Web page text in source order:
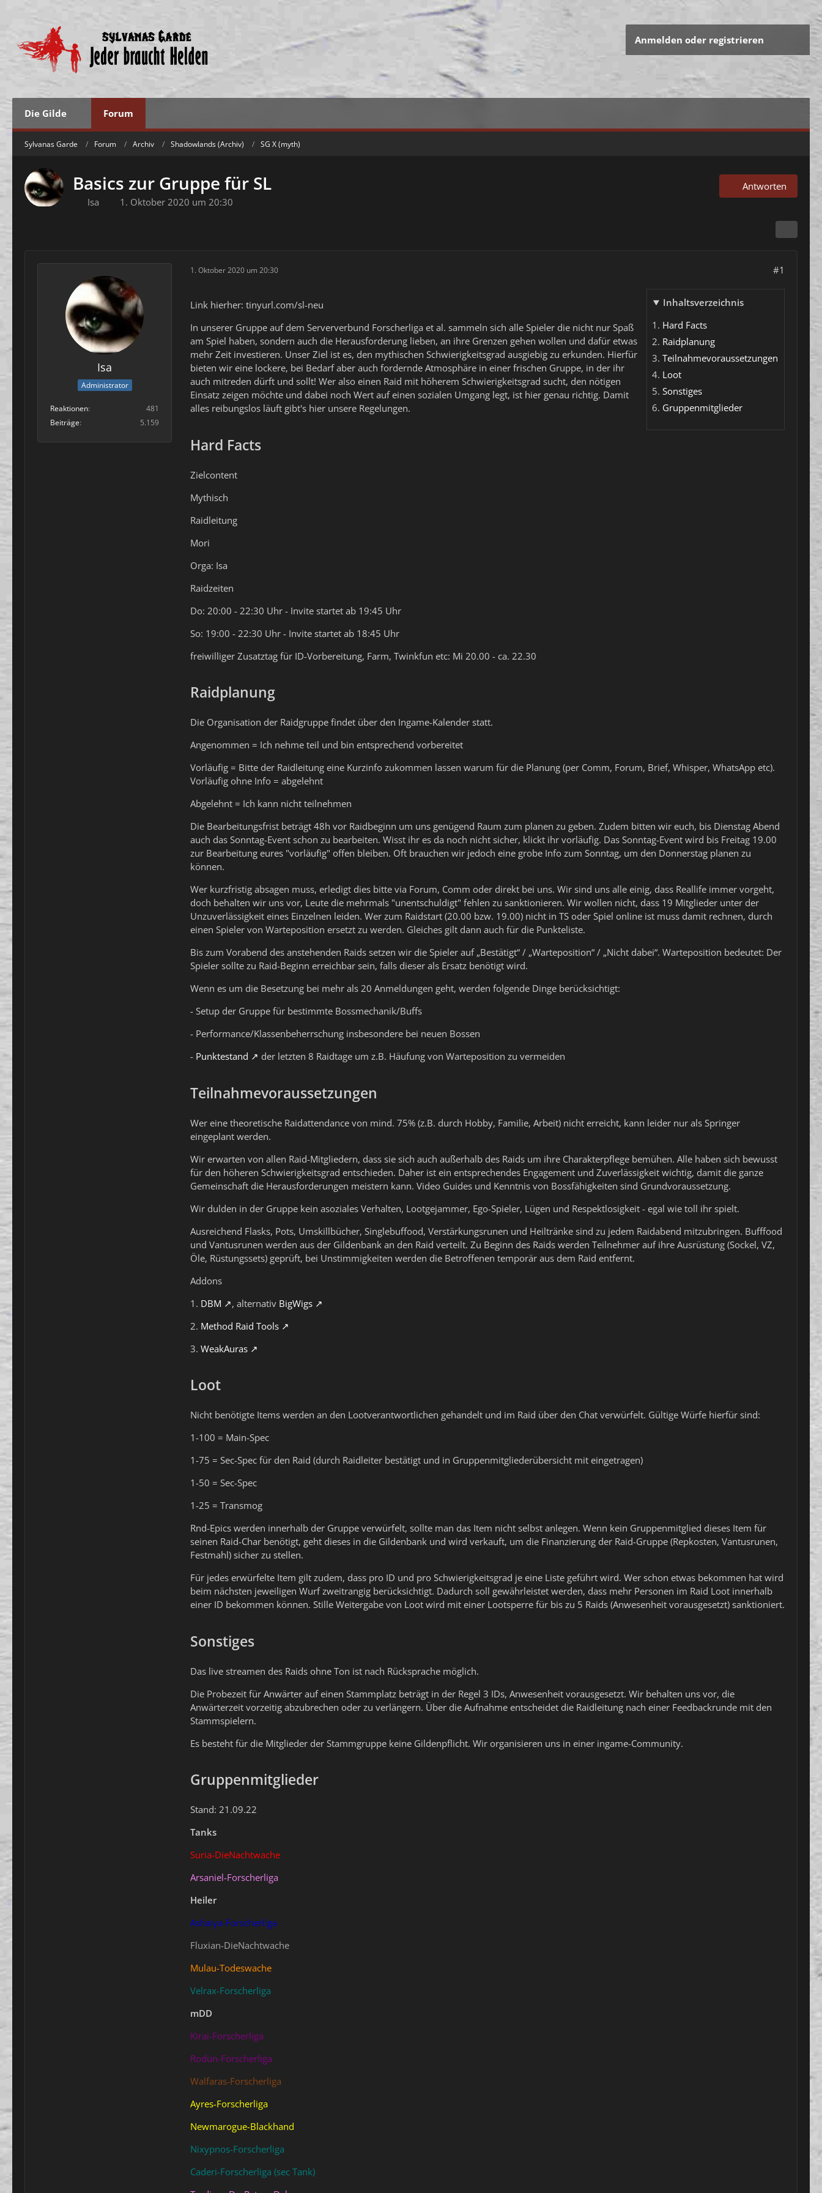
Anmelden oder registrieren
Die Gilde Forum
Sylvanas Garde Forum Archiv Shadowlands (Archiv) SG X (myth)
Basics zur Gruppe für SL
Isa 1. Oktober 2020 um 20:30
Antworten
Isa
Administrator
Reaktionen
481
Beiträge
5.159
1. Oktober 2020 um 20:30 #1
Inhaltsverzeichnis
Hard Facts
Raidplanung
Teilnahmevoraussetzungen
Loot
Sonstiges
Gruppenmitglieder
Link hierher: tinyurl.com/sl-neu
In unserer Gruppe auf dem Serververbund Forscherliga et al. sammeln sich alle Spieler die nicht nur Spaß
am Spiel haben, sondern auch die Herausforderung lieben, an ihre Grenzen gehen wollen und dafür etwas
mehr Zeit investieren. Unser Ziel ist es, den mythischen Schwierigkeitsgrad ausgiebig zu erkunden. Hierfür
bieten wir eine lockere, bei Bedarf aber auch fordernde Atmosphäre in einer frischen Gruppe, in der ihr
auch mitreden dürft und sollt! Wer also einen Raid mit höherem Schwierigkeitsgrad sucht, den nötigen
Einsatz zeigen möchte und dabei noch Wert auf einen sozialen Umgang legt, ist hier genau richtig. Damit
alles reibungslos läuft gibt's hier unsere Regelungen.
Hard Facts
Zielcontent
Mythisch
Raidleitung
Mori
Orga: Isa
Raidzeiten
Do: 20:00 - 22:30 Uhr - Invite startet ab 19:45 Uhr
So: 19:00 - 22:30 Uhr - Invite startet ab 18:45 Uhr
freiwilliger Zusatztag für ID-Vorbereitung, Farm, Twinkfun etc: Mi 20.00 - ca. 22.30
Raidplanung
Die Organisation der Raidgruppe findet über den Ingame-Kalender statt.
Angenommen = Ich nehme teil und bin entsprechend vorbereitet
Vorläufig = Bitte der Raidleitung eine Kurzinfo zukommen lassen warum für die Planung (per Comm, Forum, Brief, Whisper, WhatsApp etc).
Vorläufig ohne Info = abgelehnt
Abgelehnt = Ich kann nicht teilnehmen
Die Bearbeitungsfrist beträgt 48h vor Raidbeginn um uns genügend Raum zum planen zu geben. Zudem bitten wir euch, bis Dienstag Abend
auch das Sonntag-Event schon zu bearbeiten. Wisst ihr es da noch nicht sicher, klickt ihr vorläufig. Das Sonntag-Event wird bis Freitag 19.00
zur Bearbeitung eures "vorläufig" offen bleiben. Oft brauchen wir jedoch eine grobe Info zum Sonntag, um den Donnerstag planen zu
können.
Wer kurzfristig absagen muss, erledigt dies bitte via Forum, Comm oder direkt bei uns. Wir sind uns alle einig, dass Reallife immer vorgeht,
doch behalten wir uns vor, Leute die mehrmals "unentschuldigt" fehlen zu sanktionieren. Wir wollen nicht, dass 19 Mitglieder unter der
Unzuverlässigkeit eines Einzelnen leiden. Wer zum Raidstart (20.00 bzw. 19.00) nicht in TS oder Spiel online ist muss damit rechnen, durch
einen Spieler von Warteposition ersetzt zu werden. Gleiches gilt dann auch für die Punkteliste.
Bis zum Vorabend des anstehenden Raids setzen wir die Spieler auf „Bestätigt“ / „Warteposition“ / „Nicht dabei“. Warteposition bedeutet: Der
Spieler sollte zu Raid-Beginn erreichbar sein, falls dieser als Ersatz benötigt wird.
Wenn es um die Besetzung bei mehr als 20 Anmeldungen geht, werden folgende Dinge berücksichtigt:
- Setup der Gruppe für bestimmte Bossmechanik/Buffs
- Performance/Klassenbeherrschung insbesondere bei neuen Bossen
- Punktestand der letzten 8 Raidtage um z.B. Häufung von Warteposition zu vermeiden
Teilnahmevoraussetzungen
Wer eine theoretische Raidattendance von mind. 75% (z.B. durch Hobby, Familie, Arbeit) nicht erreicht, kann leider nur als Springer
eingeplant werden.
Wir erwarten von allen Raid-Mitgliedern, dass sie sich auch außerhalb des Raids um ihre Charakterpflege bemühen. Alle haben sich bewusst
für den höheren Schwierigkeitsgrad entschieden. Daher ist ein entsprechendes Engagement und Zuverlässigkeit wichtig, damit die ganze
Gemeinschaft die Herausforderungen meistern kann. Video Guides und Kenntnis von Bossfähigkeiten sind Grundvoraussetzung.
Wir dulden in der Gruppe kein asoziales Verhalten, Lootgejammer, Ego-Spieler, Lügen und Respektlosigkeit - egal wie toll ihr spielt.
Ausreichend Flasks, Pots, Umskillbücher, Singlebuffood, Verstärkungsrunen und Heiltränke sind zu jedem Raidabend mitzubringen. Bufffood
und Vantusrunen werden aus der Gildenbank an den Raid verteilt. Zu Beginn des Raids werden Teilnehmer auf ihre Ausrüstung (Sockel, VZ,
Öle, Rüstungssets) geprüft, bei Unstimmigkeiten werden die Betroffenen temporär aus dem Raid entfernt.
Addons
1. DBM , alternativ BigWigs
2. Method Raid Tools
3. WeakAuras
Loot
Nicht benötigte Items werden an den Lootverantwortlichen gehandelt und im Raid über den Chat verwürfelt. Gültige Würfe hierfür sind:
1-100 = Main-Spec
1-75 = Sec-Spec für den Raid (durch Raidleiter bestätigt und in Gruppenmitgliederübersicht mit eingetragen)
1-50 = Sec-Spec
1-25 = Transmog
Rnd-Epics werden innerhalb der Gruppe verwürfelt, sollte man das Item nicht selbst anlegen. Wenn kein Gruppenmitglied dieses Item für
seinen Raid-Char benötigt, geht dieses in die Gildenbank und wird verkauft, um die Finanzierung der Raid-Gruppe (Repkosten, Vantusrunen,
Festmahl) sicher zu stellen.
Für jedes erwürfelte Item gilt zudem, dass pro ID und pro Schwierigkeitsgrad je eine Liste geführt wird. Wer schon etwas bekommen hat wird
beim nächsten jeweiligen Wurf zweitrangig berücksichtigt. Dadurch soll gewährleistet werden, dass mehr Personen im Raid Loot innerhalb
einer ID bekommen können. Stille Weitergabe von Loot wird mit einer Lootsperre für bis zu 5 Raids (Anwesenheit vorausgesetzt) sanktioniert.
Sonstiges
Das live streamen des Raids ohne Ton ist nach Rücksprache möglich.
Die Probezeit für Anwärter auf einen Stammplatz beträgt in der Regel 3 IDs, Anwesenheit vorausgesetzt. Wir behalten uns vor, die
Anwärterzeit vorzeitig abzubrechen oder zu verlängern. Über die Aufnahme entscheidet die Raidleitung nach einer Feedbackrunde mit den
Stammspielern.
Es besteht für die Mitglieder der Stammgruppe keine Gildenpflicht. Wir organisieren uns in einer ingame-Community.
Gruppenmitglieder
Stand: 21.09.22
Tanks
Suria-DieNachtwache
Arsaniel-Forscherliga
Heiler
Ashaiya-Forscherliga
Fluxian-DieNachtwache
Mulau-Todeswache
Velrax-Forscherliga
mDD
Kirai-Forscherliga
Rodún-Forscherliga
Walfaras-Forscherliga
Ayres-Forscherliga
Newmarogue-Blackhand
Nixypnos-Forscherliga
Caderi-Forscherliga (sec Tank)